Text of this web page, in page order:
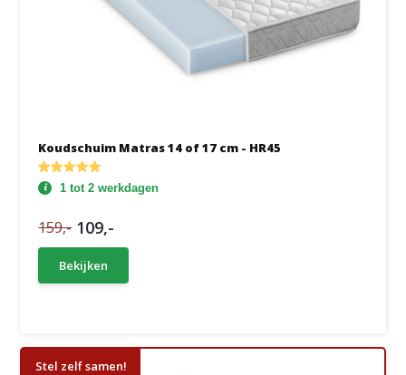
Koudschuim Matras 14 of 17 cm - HR45
1 tot 2 werkdagen
159,- 109,-
Bekijken
Stel zelf samen!